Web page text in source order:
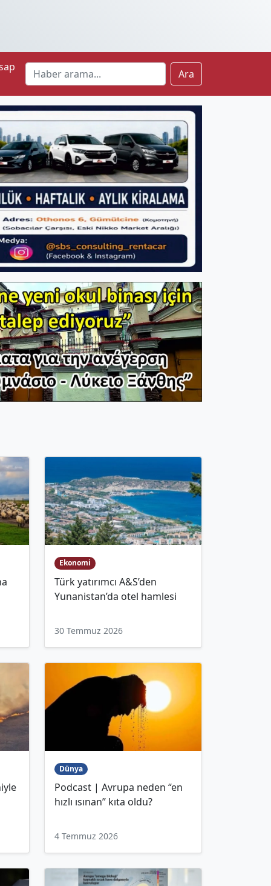
Ara
Ekonomi
Türk yatırımcı A&S’den
Yunanistan’da otel hamlesi
30 Temmuz 2026
Dünya
Podcast | Avrupa neden “en
hızlı ısınan” kıta oldu?
4 Temmuz 2026